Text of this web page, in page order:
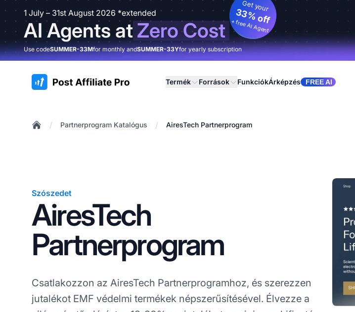
1 July – 31st August 2026 *extended
AI Agents atZero Cost
Get your
33% off
+ free AI Agent
Use codeSUMMER-33Mfor monthly andSUMMER-33Yfor yearly subscription
:site.title Termék Források FunkciókÁrképzés FREE AI
/ Partnerprogram Katalógus / AiresTech Partnerprogram
Szószedet
AiresTech
Partnerprogram
Csatlakozzon az AiresTech Partnerprogramhoz, és szerezzen
jutalékot EMF védelmi termékek népszerűsítésével. Élvezze a